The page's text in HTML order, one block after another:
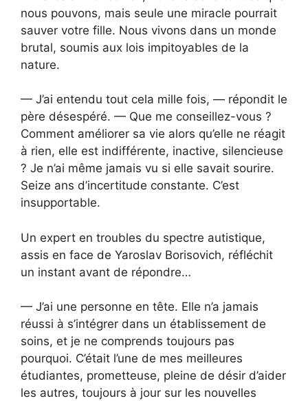
nous pouvons, mais seule une miracle pourrait
sauver votre fille. Nous vivons dans un monde
brutal, soumis aux lois impitoyables de la
nature.
— J’ai entendu tout cela mille fois, — répondit le
père désespéré. — Que me conseillez-vous ?
Comment améliorer sa vie alors qu’elle ne réagit
à rien, elle est indifférente, inactive, silencieuse
? Je n’ai même jamais vu si elle savait sourire.
Seize ans d’incertitude constante. C’est
insupportable.
Un expert en troubles du spectre autistique,
assis en face de Yaroslav Borisovich, réfléchit
un instant avant de répondre…
— J’ai une personne en tête. Elle n’a jamais
réussi à s’intégrer dans un établissement de
soins, et je ne comprends toujours pas
pourquoi. C’était l’une de mes meilleures
étudiantes, prometteuse, pleine de désir d’aider
les autres, toujours à jour sur les nouvelles